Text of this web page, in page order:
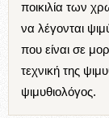
ποικιλία των
να λέγονται
που είναι σε
τεχνική της
ψιμυθιολόγος.